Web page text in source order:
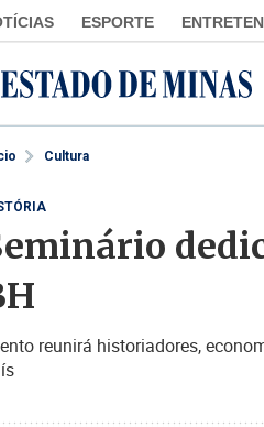
ESPORTE
Cultura
reunirá historiadores,